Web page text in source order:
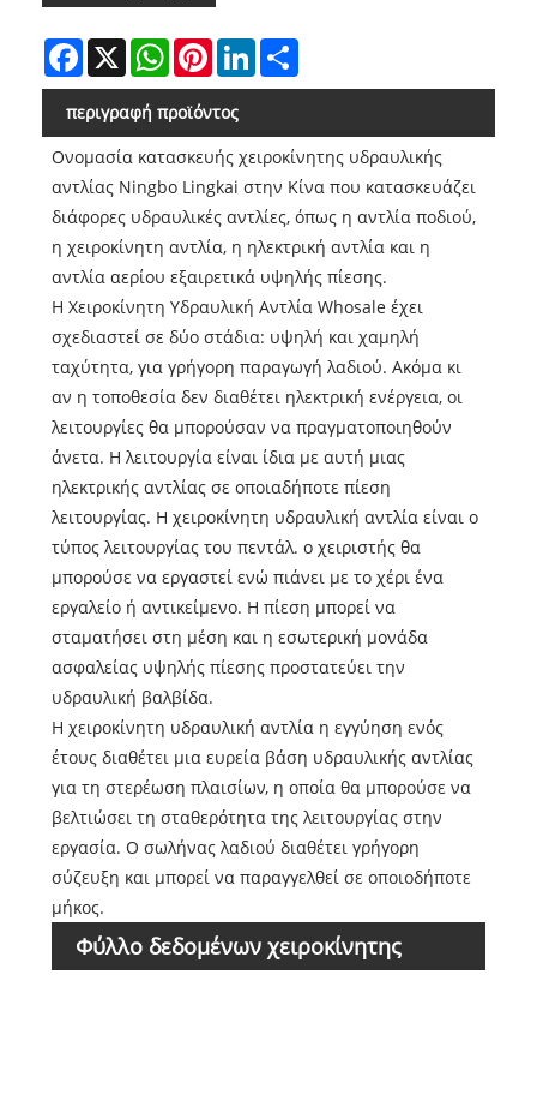
Facebook
X WhatsAppPinterestLinkedIn
περιγραφή προϊόντος
Ονομασία κατασκευής χειροκίνητης υδραυλικής
αντλίας Ningbo Lingkai στην Κίνα που κατασκευάζει
διάφορες υδραυλικές αντλίες, όπως η αντλία ποδιού,
η χειροκίνητη αντλία, η ηλεκτρική αντλία και η
αντλία αερίου εξαιρετικά υψηλής πίεσης.
Η Χειροκίνητη Υδραυλική Αντλία Whosale έχει
σχεδιαστεί σε δύο στάδια: υψηλή και χαμηλή
ταχύτητα, για γρήγορη παραγωγή λαδιού. Ακόμα κι
αν η τοποθεσία δεν διαθέτει ηλεκτρική ενέργεια, οι
λειτουργίες θα μπορούσαν να πραγματοποιηθούν
άνετα. Η λειτουργία είναι ίδια με αυτή μιας
ηλεκτρικής αντλίας σε οποιαδήποτε πίεση
λειτουργίας. Η χειροκίνητη υδραυλική αντλία είναι ο
τύπος λειτουργίας του πεντάλ. ο χειριστής θα
μπορούσε να εργαστεί ενώ πιάνει με το χέρι ένα
εργαλείο ή αντικείμενο. Η πίεση μπορεί να
σταματήσει στη μέση και η εσωτερική μονάδα
ασφαλείας υψηλής πίεσης προστατεύει την
υδραυλική βαλβίδα.
Η χειροκίνητη υδραυλική αντλία η εγγύηση ενός
έτους διαθέτει μια ευρεία βάση υδραυλικής αντλίας
για τη στερέωση πλαισίων, η οποία θα μπορούσε να
βελτιώσει τη σταθερότητα της λειτουργίας στην
εργασία. Ο σωλήνας λαδιού διαθέτει γρήγορη
σύζευξη και μπορεί να παραγγελθεί σε οποιοδήποτε
μήκος.
Φύλλο δεδομένων χειροκίνητης